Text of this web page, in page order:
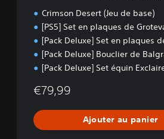
Crimson Desert (Jeu de base)
[PS5] Set en plaques de
[Pack Deluxe] Set en plaques
[Pack Deluxe] Bouclier de
[Pack Deluxe] Set équin
€79,99
Ajouter au panier